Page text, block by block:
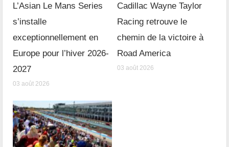
L’Asian Le Mans Series
s’installe
exceptionnellement en
Europe pour l’hiver 2026-
2027
03 août 2026
Cadillac Wayne Taylor
Racing retrouve le
chemin de la victoire à
Road America
03 août 2026